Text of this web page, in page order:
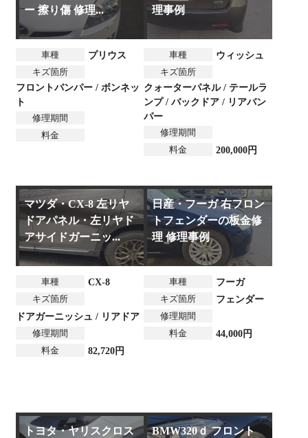
ー 擦り傷 修理...
車種
プリウス
キズ箇所
フロントバンパー / ボンネッ
ト
修理期間
料金
理事例
車種
ウィッシュ
キズ箇所
クォーターパネル / テールラ
ンプ / バックドア / リアバン
パー
修理期間
料金
200,000円
マツダ・CX-8 左リヤ
ドアパネル・左リヤド
アサイドガーニッ...
車種
CX-8
キズ箇所
ドアガーニッシュ / リアドア
修理期間
料金
82,720円
日産・フーガ 右フロン
トフェンダーの板金修
理 修理事例
車種
フーガ
キズ箇所
フェンダー
修理期間
料金
44,000円
トヨタ・ヤリスクロス
BMW320ｄ フロント